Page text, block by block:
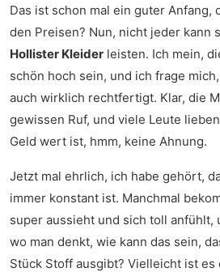
Das ist schon mal ein guter Anfang,
den Preisen? Nun, nicht jeder kann
Hollister Kleider leisten. Ich mein,
schön hoch sein, und ich frage
auch wirklich rechtfertigt. Klar, die
gewissen Ruf, und viele Leute
Geld wert ist, hmm, keine Ahnung.
Jetzt mal ehrlich, ich habe gehört,
immer konstant ist. Manchmal
super aussieht und sich toll anfühlt,
wo man denkt, wie kann das sein,
Stück Stoff ausgibt? Vielleicht ist es